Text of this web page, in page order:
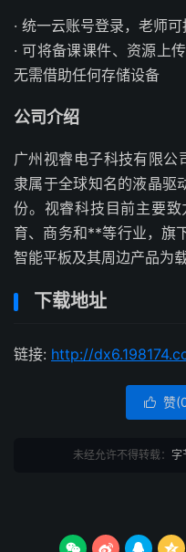
· 统一云账号登录，老师
· 可将备课课件、资源上
无需借助任何存储设备
公司介绍
广州视睿电子科技有限公
隶属于全球知名的液晶驱
份。视睿科技目前主要
育、商务和**等行业，旗
智能平板及其周边产品为
下载地址
链接: http://
 赞(
未经允许不得转载： 字
   